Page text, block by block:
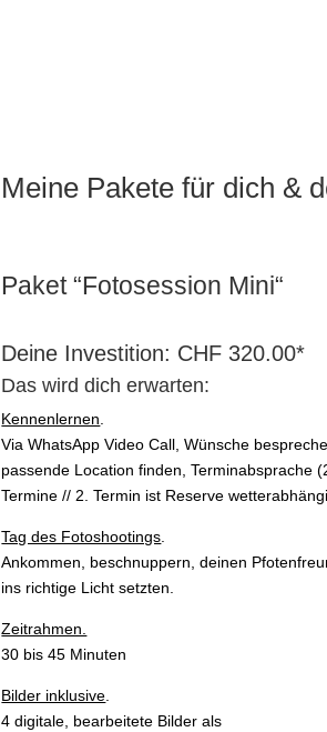
Meine Pakete für dich &
Paket “Fotosession Mini“
Deine Investition: CHF 320.00*
Das wird dich erwarten:
Kennenlernen
Via WhatsApp Video Call, Wünsche
passende Location finden, Terminabsprache
Termine // 2. Termin ist Reserve
Tag des Fotoshootings
Ankommen, beschnuppern, deinen
ins richtige Licht setzten.
Zeitrahmen.
30 bis 45 Minuten
Bilder inklusive
4 digitale, bearbeitete Bilder als